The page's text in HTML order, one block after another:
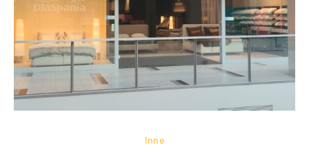
Inne